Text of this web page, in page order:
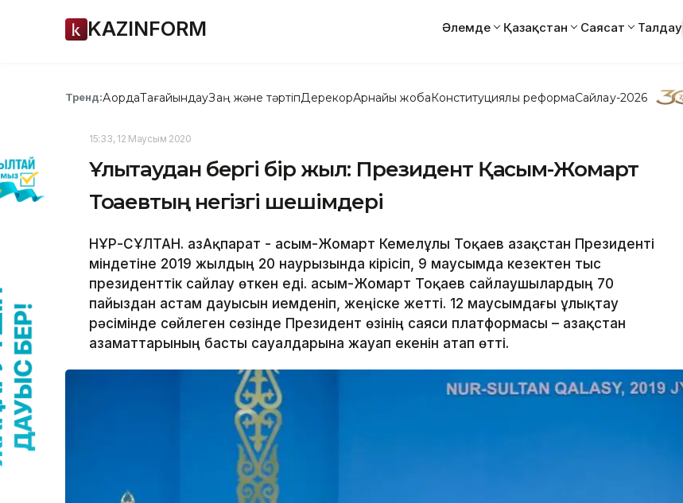
KAZINFORM Әлемде Қазақстан Саясат Талдау
Тренд:АқордаТағайындауЗаң және тәртіпДерекқорАрнайы жобаКонституциялық реформаСайлау-2026
15:33, 12 Маусым 2020
Ұлықтаудан бергі бір жыл: Президент Қасым-Жомарт
Тоқаевтың негізгі шешімдері
НҰР-СҰЛТАН. ҚазАқпарат - Қасым-Жомарт Кемелұлы Тоқаев Қазақстан Президенті
міндетіне 2019 жылдың 20 наурызында кірісіп, 9 маусымда кезектен тыс
президенттік сайлау өткен еді. Қасым-Жомарт Тоқаев сайлаушылардың 70
пайыздан астам дауысын иемденіп, жеңіске жетті. 12 маусымдағы ұлықтау
рәсімінде сөйлеген сөзінде Президент өзінің саяси платформасы – Қазақстан
азаматтарының басты сауалдарына жауап екенін атап өтті.